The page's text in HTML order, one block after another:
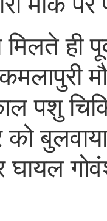
ही
कमलापुरी
पशु